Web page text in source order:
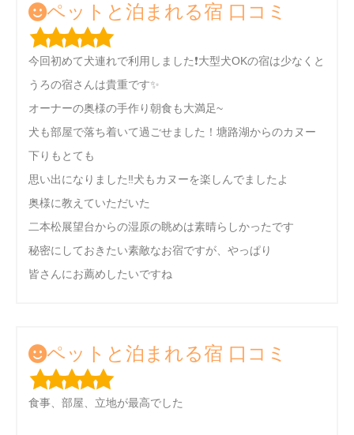
ペットと泊まれる宿 口コミ
今回初めて犬連れで利用しました❗大型犬OKの宿は少なくと
うろの宿さんは貴重です✨
オーナーの奥様の手作り朝食も大満足~
犬も部屋で落ち着いて過ごせました！塘路湖からのカヌー
下りもとても
思い出になりました‼犬もカヌーを楽しんでましたよ
奥様に教えていただいた
二本松展望台からの湿原の眺めは素晴らしかったです
秘密にしておきたい素敵なお宿ですが、やっぱり
皆さんにお薦めしたいですね
ペットと泊まれる宿 口コミ
食事、部屋、立地が最高でした